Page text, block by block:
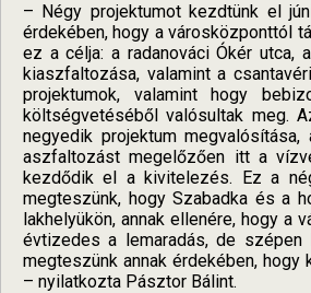
– Négy projektumot kezdtünk el
érdekében, hogy a városközponttól
ez a célja: a radanováci Ókér utca,
kiaszfaltozása, valamint a
projektumok, valamint hogy
költségvetéséből valósultak meg.
negyedik projektum
aszfaltozást megelőzően itt a
kezdődik el a kivitelezés. Ez a
megteszünk, hogy Szabadka és a
lakhelyükön, annak ellenére, hogy a
évtizedes a lemaradás, de szépen
megteszünk annak érdekében,
– nyilatkozta Pásztor Bálint.